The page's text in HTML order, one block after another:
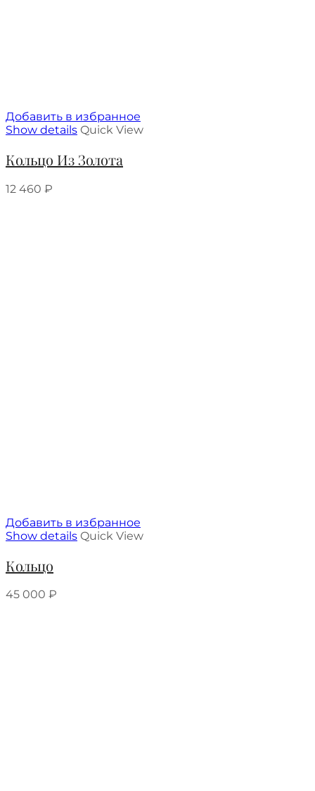
Добавить в избранное
Show details Quick View
Кольцо Из Золота
12 460 ₽
Добавить в избранное
Show details Quick View
Кольцо
45 000 ₽